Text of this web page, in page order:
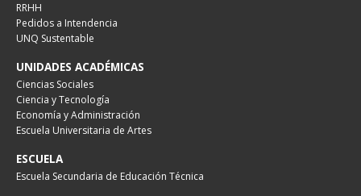
RRHH
Pedidos a Intendencia
UNQ Sustentable
UNIDADES ACADÉMICAS
Ciencias Sociales
Ciencia y Tecnología
Economía y Administración
Escuela Universitaria de Artes
ESCUELA
Escuela Secundaria de Educación Técnica